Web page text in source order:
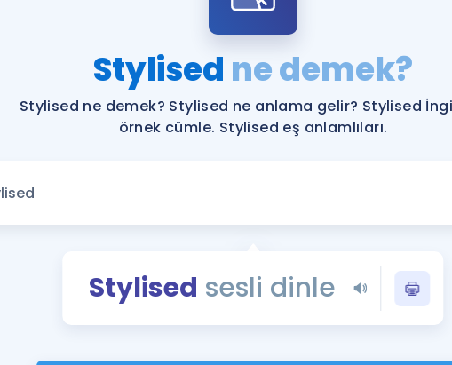
YDS ve YÖKDİL
Rehberlik Aracı
YDS ve YÖKDİL'e
Tüm ÖSYM
YDS - YÖKDİL
İngilizce Gramer
Stylised ne demek?
Stylised ne demek? Stylised ne anlama gelir? Stylised
örnek cümle. Stylised eş anlamlıları.
Stylised sesli dinle